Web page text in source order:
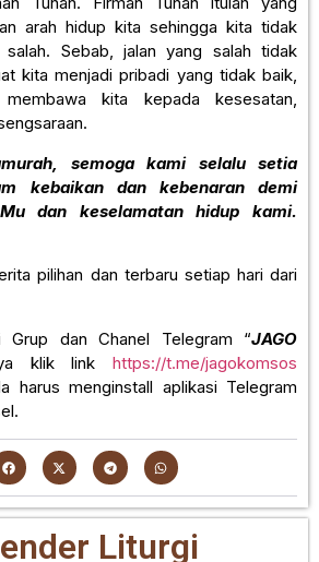
arah hidup kita sehingga kita tidak
Sebab, jalan yang salah tidak
kita menjadi pribadi yang tidak baik,
kita kepada kesesatan,
semoga kami selalu setia
kebaikan dan kebenaran demi
dan keselamatan hidup kami.
pilihan dan terbaru setiap hari dari
Grup dan Chanel Telegram “JAGO
klik link https://t.me/jagokomsos
harus menginstall aplikasi Telegram
Liturgi